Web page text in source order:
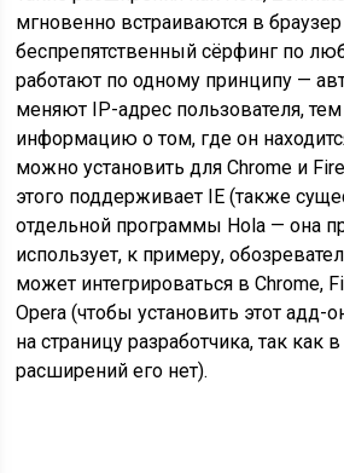
мгновенно встраиваются в
беспрепятственный сёрфинг по
работают по одному принципу —
меняют IP-адрес пользователя,
информацию о том, где он
можно установить для Chrome и
этого поддерживает IE (также
отдельной программы Hola — она
использует, к примеру,
может интегрироваться в Chrome,
Opera (чтобы установить этот адд-
на страницу разработчика, так как
расширений его нет).